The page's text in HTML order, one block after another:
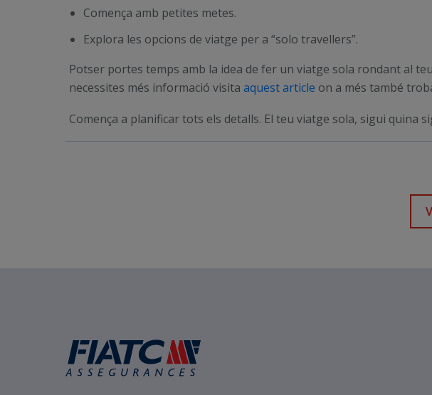
Comença amb petites metes.
Explora les opcions de viatge per a “solo travellers”.
Potser portes temps amb la idea de fer un viatge sola rondant al
necessites més informació visita aquest article on a més també
Comença a planificar tots els detalls. El teu viatge sola, sigui quina